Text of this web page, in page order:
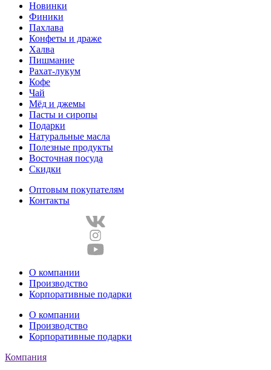
Новинки
Финики
Пахлава
Конфеты и драже
Халва
Пишмание
Рахат-лукум
Кофе
Чай
Мёд и джемы
Пасты и сиропы
Подарки
Натуральные масла
Полезные продукты
Восточная посуда
Скидки
Оптовым покупателям
Контакты
О компании
Производство
Корпоративные подарки
О компании
Производство
Корпоративные подарки
Компания